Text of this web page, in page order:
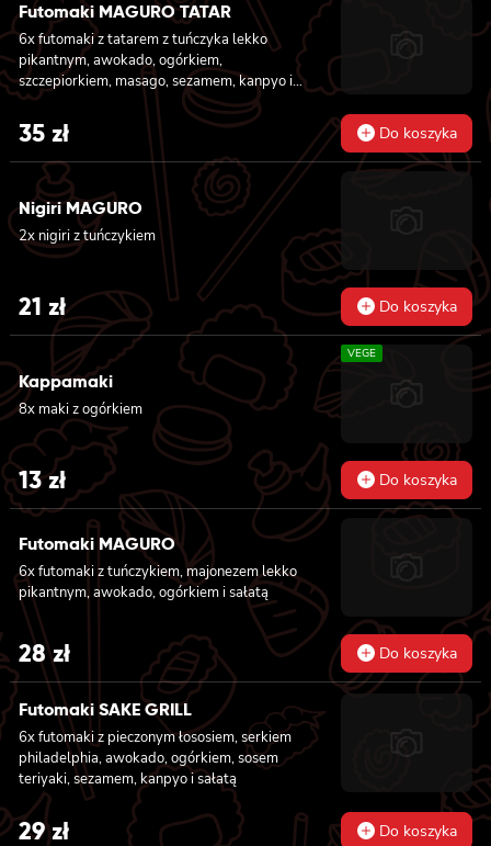
Futomaki MAGURO TATAR
6x futomaki z tatarem z tuńczyka lekko
pikantnym, awokado, ogórkiem,
szczepiorkiem, masago, sezamem, kanpyo i
sałatą
35 zł Do koszyka
Nigiri MAGURO
2x nigiri z tuńczykiem
21 zł Do koszyka
Kappamaki
8x maki z ogórkiem
VEGE
13zł Do koszyka
Futomaki MAGURO
6x futomaki z tuńczykiem, majonezem lekko
pikantnym, awokado, ogórkiem i sałatą
28zł Do koszyka
Futomaki SAKE GRILL
6x futomaki z pieczonym łososiem, serkiem
philadelphia, awokado, ogórkiem, sosem
teriyaki, sezamem, kanpyo i sałatą
29zł Do koszyka